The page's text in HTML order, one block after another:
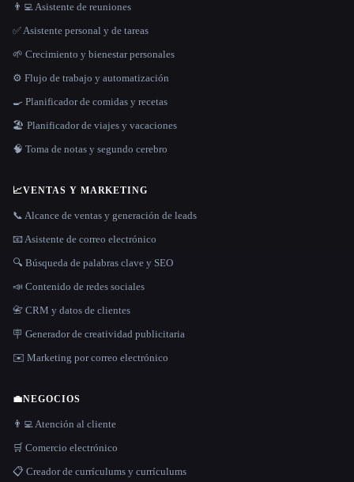
👨‍💻 Asistente de reuniones
✅ Asistente personal y de tareas
🌱 Crecimiento y bienestar personales
⚙️ Flujo de trabajo y automatización
🍳 Planificador de comidas y recetas
🏖 Planificador de viajes y vacaciones
🧠 Toma de notas y segundo cerebro
📈VENTAS Y MARKETING
📞 Alcance de ventas y generación de leads
📧 Asistente de correo electrónico
🔍 Búsqueda de palabras clave y SEO
📣 Contenido de redes sociales
📇 CRM y datos de clientes
🪧 Generador de creatividad publicitaria
✉️ Marketing por correo electrónico
💼NEGOCIOS
👨‍💻 Atención al cliente
🛒 Comercio electrónico
📋 Creador de currículums y currículums